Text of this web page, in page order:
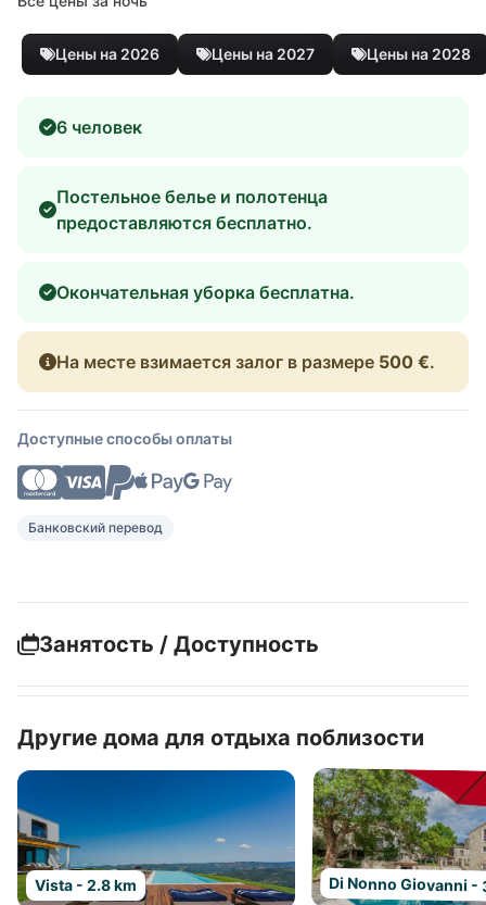
Цены на 2026 Цены на 2027 Цены на 2028
6 человек
Постельное белье и полотенца
предоставляются бесплатно.
Окончательная уборка бесплатна.
На месте взимается залог в размере 500 €.
Доступные способы оплаты
Банковский перевод
Занятость / Доступность
Другие дома для отдыха поблизости
Vista - 2.8 km Di Nonno Giovanni -